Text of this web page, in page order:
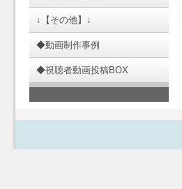
↓【その他】↓
◆動画制作事例
◆視聴者動画投稿BOX